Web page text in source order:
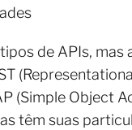
de APIs, mas
(Simple Object
têm suas